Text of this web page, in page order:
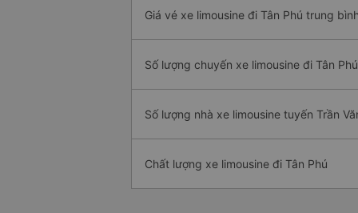
Giá vé xe limousine đi Tân Phú trung bình
Số lượng chuyến xe limousine đi Tân Phú
Số lượng nhà xe limousine tuyến Trần
Chất lượng xe limousine đi Tân Phú